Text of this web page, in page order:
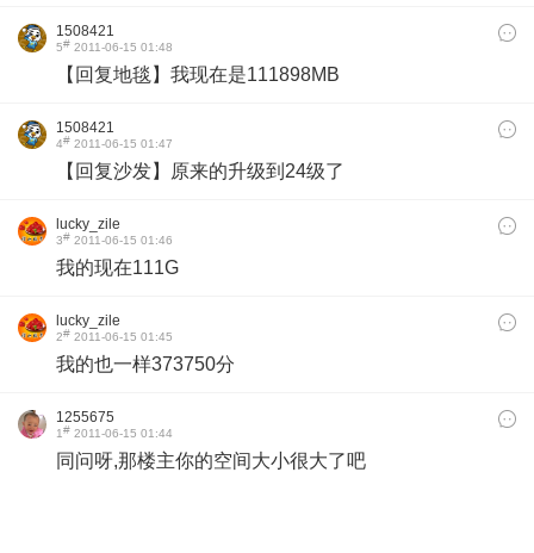
1508421
5# 2011-06-15 01:48
【回复地毯】我现在是111898MB
1508421
4# 2011-06-15 01:47
【回复沙发】原来的升级到24级了
lucky_zile
3# 2011-06-15 01:46
我的现在111G
lucky_zile
2# 2011-06-15 01:45
我的也一样373750分
1255675
1# 2011-06-15 01:44
同问呀,那楼主你的空间大小很大了吧